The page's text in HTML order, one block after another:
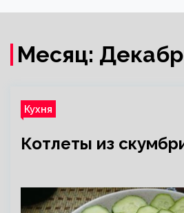
Месяц:
Кухня
Котлеты из